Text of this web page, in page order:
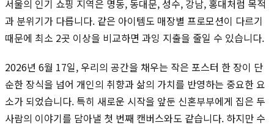
서울의 인기 쇼핑 지역은 명동, 동대문, 성수, 강남, 홍대처럼 목적
과 분위기가 다릅니다. 같은 아이템도 매장별 프로모션이 다르기
때문에 최소 2곳 이상을 비교하면 과잉 지출을 줄일 수 있습니다.
2026년 6월 17일, 우리의 공간을 채우는 작은 포스터 한 장이 단
순한 장식을 넘어 개인의 취향과 삶의 가치를 반영하는 중요한 요
소가 되었습니다. 특히 새로운 시작을 앞둔 신혼부부에게 집은 두
사람의 이야기를 담아낼 첫 번째 캔버스와도 같습니다. 하지만 수